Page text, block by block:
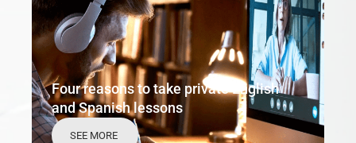
Four reasons to take private English
and Spanish lessons
SEE MORE